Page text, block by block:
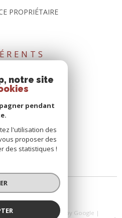
PROPRIÉTAIRE
02 15 35
| Traduction powered by Google |
notre site
pendant
l'utilisation des
proposer des
des statistiques !